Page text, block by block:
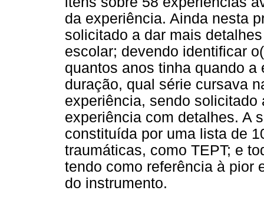
da experiência. Ainda nesta
solicitado a dar mais
escolar; devendo identificar
quantos anos tinha quando
duração, qual série cursava
experiência, sendo
experiência com detalhes. A
constituída por uma lista de
traumáticas, como TEPT; e
tendo como referência à pior
do instrumento.